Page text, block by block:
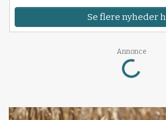
Se flere nyheder
Annonce
Loading...